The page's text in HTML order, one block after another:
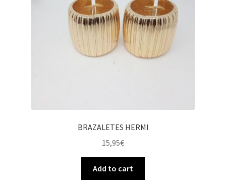
BRAZALETES HERMI
15,95€
Add to cart